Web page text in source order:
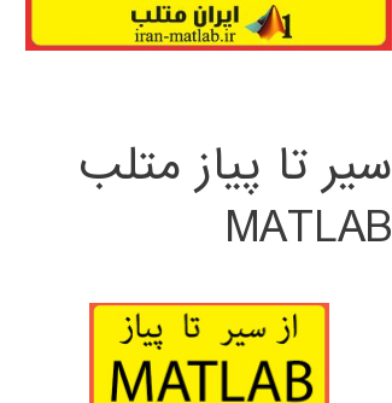
سیر تا پیاز متلب
MATLAB